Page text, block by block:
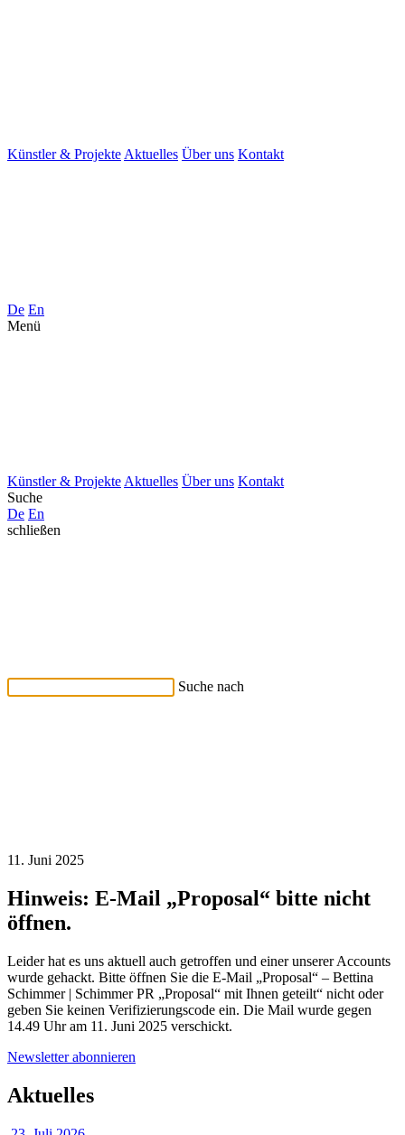
Künstler & Projekte Aktuelles Über uns Kontakt
De En
Menü
Künstler & Projekte Aktuelles Über uns Kontakt
Suche
De En
schließen
Suche nach
11. Juni 2025
Hinweis: E-Mail „Proposal“ bitte nicht
öffnen.
Leider hat es uns aktuell auch getroffen und einer unserer Accounts
wurde gehackt. Bitte öffnen Sie die E-Mail „Proposal“ – Bettina
Schimmer | Schimmer PR „Proposal“ mit Ihnen geteilt“ nicht oder
geben Sie keinen Verifizierungscode ein. Die Mail wurde gegen
14.49 Uhr am 11. Juni 2025 verschickt.
Newsletter abonnieren
Aktuelles